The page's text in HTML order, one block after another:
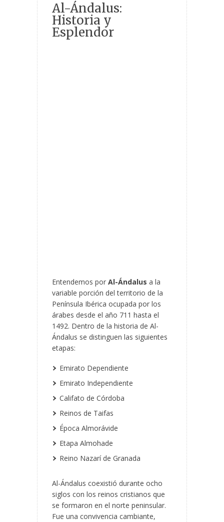
Al-Ándalus:
Historia y
Esplendor
Entendemos por Al-Ándalus a la
variable porción del territorio de la
Península Ibérica ocupada por los
árabes desde el año 711 hasta el
1492. Dentro de la historia de Al-
Ándalus se distinguen las siguientes
etapas:
Emirato Dependiente
Emirato Independiente
Califato de Córdoba
Reinos de Taifas
Época Almorávide
Etapa Almohade
Reino Nazarí de Granada
Al-Ándalus coexistió durante ocho
siglos con los reinos cristianos que
se formaron en el norte peninsular.
Fue una convivencia cambiante,